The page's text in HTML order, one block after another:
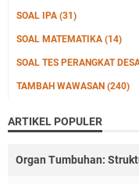
SOAL IPA (31)
SOAL MATEMATIKA (14)
SOAL TES PERANGKAT
TAMBAH WAWASAN (240)
ARTIKEL POPULER
Organ Tumbuhan: